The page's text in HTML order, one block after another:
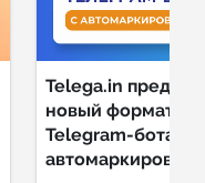
Telega.in
новый формат:
Telegram-ботах с
автомаркировкой